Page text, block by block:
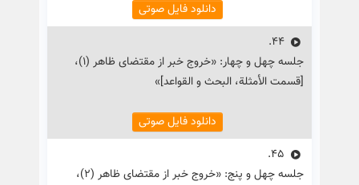
دانلود فایل صوتی
44.
جلسه چهل و چهار: «خروج خبر از مقتضای ظاهر (۱)،
[قسمت الأمثلة، البحث و القواعد]»
دانلود فایل صوتی
45.
جلسه چهل و پنج: «خروج خبر از مقتضای ظاهر (۲)،